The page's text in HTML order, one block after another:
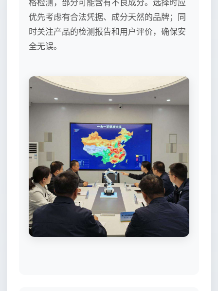
格检测，部分可能含有不良成分。选择时应
优先考虑有合法凭据、成分天然的品牌；同
时关注产品的检测报告和用户评价，确保安
全无误。